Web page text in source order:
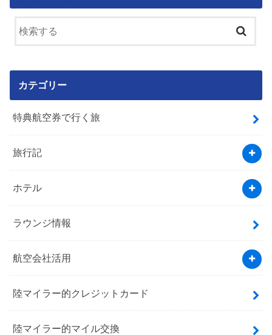
カテゴリー
特典航空券で行く旅
旅行記
ホテル
ラウンジ情報
航空会社活用
陸マイラー的クレジットカード
陸マイラー的マイル交換